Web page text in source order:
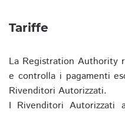
Tariffe
La Registration Authority
e controlla i pagamenti
Rivenditori Autorizzati.
I Rivenditori Autorizzati